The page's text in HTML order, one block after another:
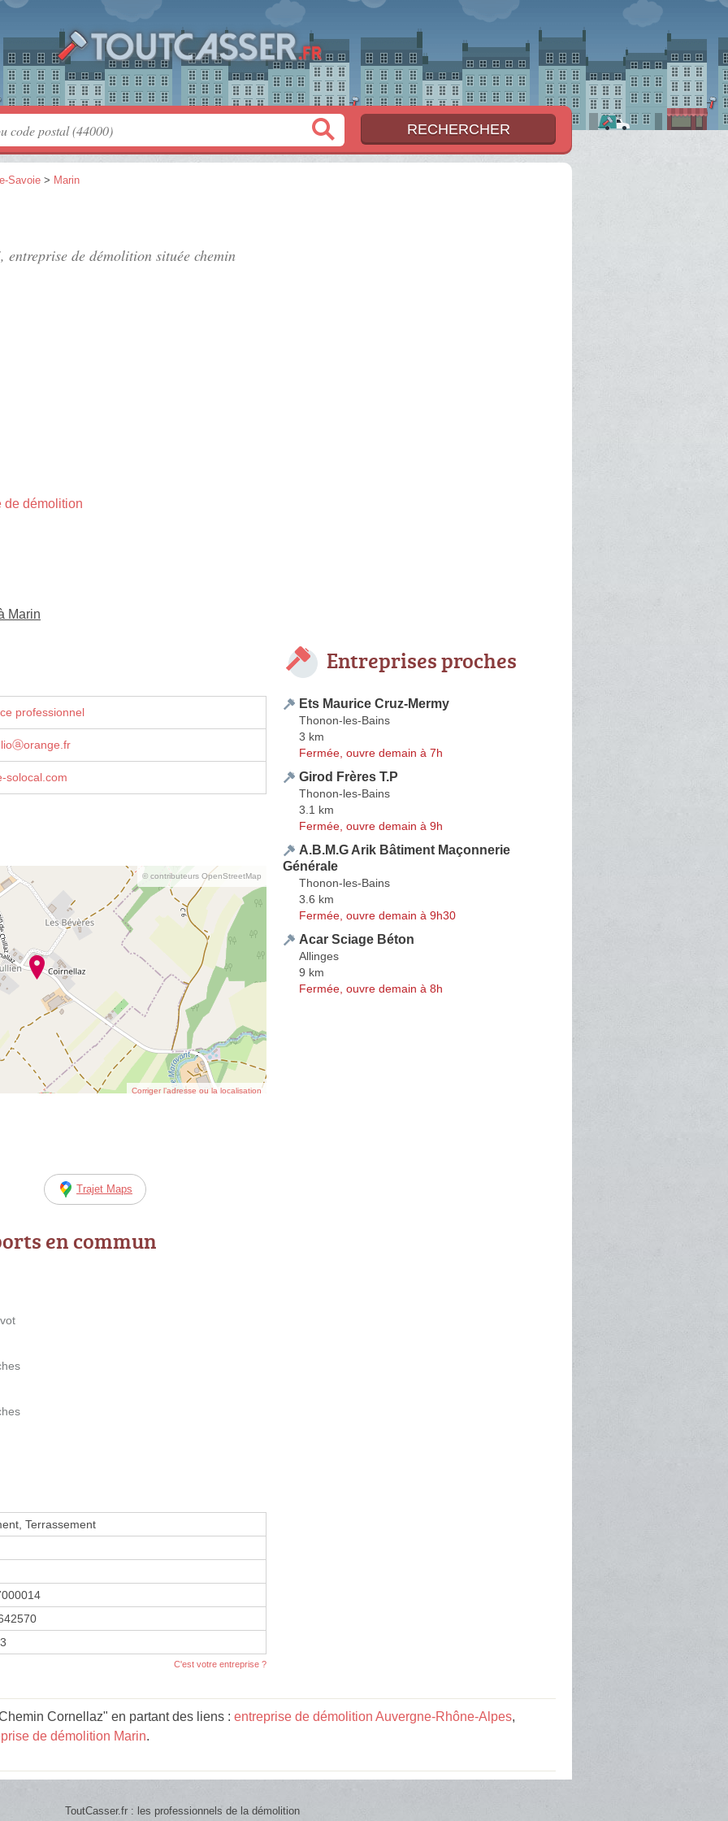
Savoie > Marin
entreprise de démolition située chemin
de démolition
Marin
professionnel
solocal.com
© contributeurs OpenStreetMap
Corriger l’adresse ou la localisation
Trajet Maps
en commun
Terrassement
C'est votre entreprise ?
Entreprises proches
Ets Maurice Cruz-Mermy
Thonon-les-Bains
3 km
Fermée, ouvre demain à 7h
Girod Frères T.P
Thonon-les-Bains
3.1 km
Fermée, ouvre demain à 9h
A.B.M.G Arik Bâtiment Maçonnerie
Générale
Thonon-les-Bains
3.6 km
Fermée, ouvre demain à 9h30
Acar Sciage Béton
Allinges
9 km
Fermée, ouvre demain à 8h
Cornellaz" en partant des liens : entreprise de démolition Auvergne-Rhône-Alpes,
de démolition Marin.
ToutCasser.fr : les professionnels de la démolition